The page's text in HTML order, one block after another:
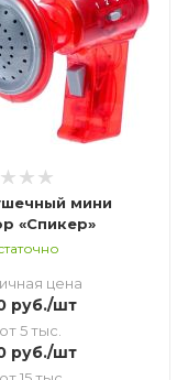
мини
«Спикер»
цена
руб./шт
5 тыс.
руб./шт